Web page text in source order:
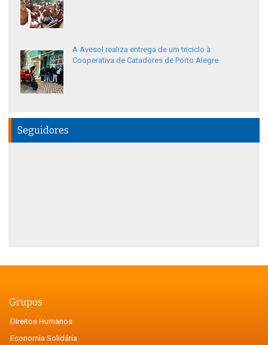
A Avesol realiza entrega de um triciclo à
Cooperativa de Catadores de Porto Alegre
Seguidores
Grupos
Direitos Humanos
Economia Solidária